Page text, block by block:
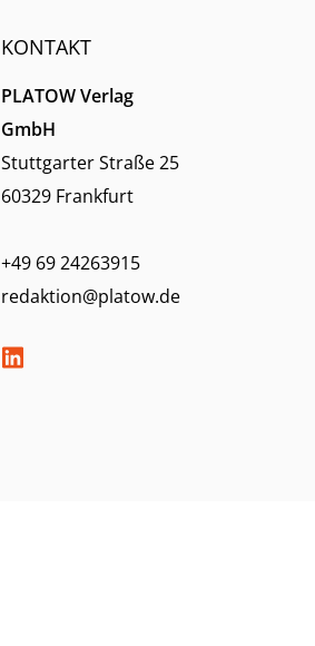
KONTAKT
PLATOW Verlag
GmbH
Stuttgarter Straße 25
60329 Frankfurt
+49 69 24263915
redaktion@platow.de